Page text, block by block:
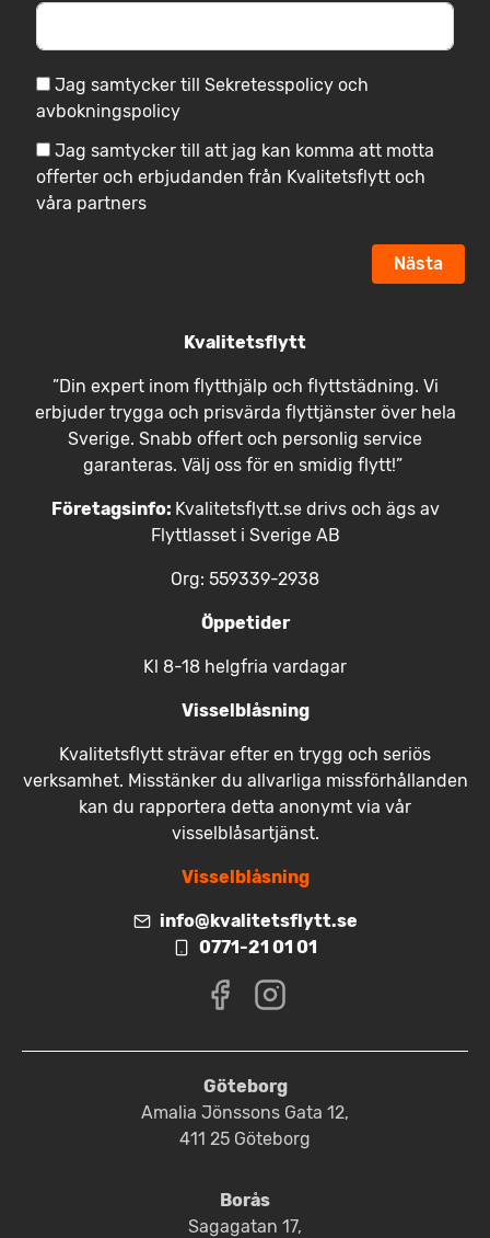
Jag samtycker till Sekretesspolicy och
avbokningspolicy
Jag samtycker till att jag kan komma att motta
offerter och erbjudanden från Kvalitetsflytt och
våra partners
Nästa
Kvalitetsflytt
”Din expert inom flytthjälp och flyttstädning. Vi
erbjuder trygga och prisvärda flyttjänster över hela
Sverige. Snabb offert och personlig service
garanteras. Välj oss för en smidig flytt!”
Företagsinfo: Kvalitetsflytt.se drivs och ägs av
Flyttlasset i Sverige AB
Org: 559339-2938
Öppetider
Kl 8-18 helgfria vardagar
Visselblåsning
Kvalitetsflytt strävar efter en trygg och seriös
verksamhet. Misstänker du allvarliga missförhållanden
kan du rapportera detta anonymt via vår
visselblåsartjänst.
Visselblåsning
info@kvalitetsflytt.se
0771-21 01 01
Göteborg
Amalia Jönssons Gata 12,
411 25 Göteborg
Borås
Sagagatan 17,